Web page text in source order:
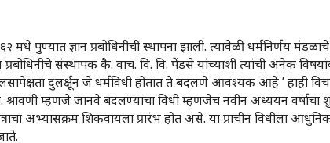
ज्ञान प्रबोधिनीची स्थापना झाली. त्यावेळी धर्मनिर्णय मंडळाचे
संस्थापक कै. वाच. वि. वि. पेंडसे यांच्याशी त्यांची अनेक
दुलर्क्षून जे धर्मविधी होतात ते बदलणे आवश्यक आहे ‌’ हाही
श्रावणी म्हणजे जानवे बदलण्याचा विधी म्हणजेच नवीन अध्ययन
अभ्यासक्रम शिकवायला प्रारंभ होत असे. या प्राचीन विधीला